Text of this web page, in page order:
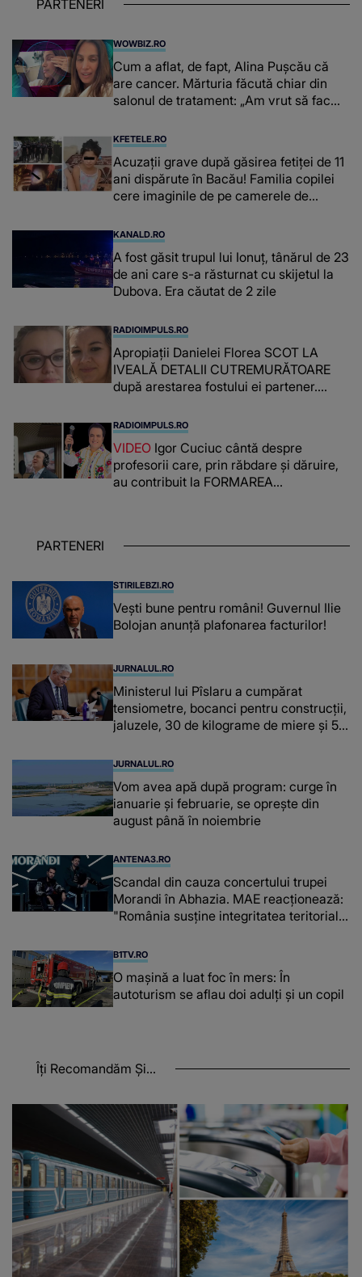
PARTENERI
WOWBIZ.RO
Cum a aflat, de fapt, Alina Pușcău că
are cancer. Mărturia făcută chiar din
salonul de tratament: „Am vrut să fac
înțepe sânul”
KFETELE.RO
Acuzații grave după găsirea fetiței de 11
ani dispărute în Bacău! Familia copilei
cere imaginile de pe camerele de
mea...”
KANALD.RO
A fost găsit trupul lui Ionuț, tânărul de 23
de ani care s-a răsturnat cu skijetul la
Dubova. Era căutat de 2 zile
RADIOIMPULS.RO
Apropiații Danielei Florea SCOT LA
IVEALĂ DETALII CUTREMURĂTOARE
după arestarea fostului ei partener.
românca ucisă în Italia și ascunsă în
lada unui pat: " Îmi pare rău că nu am
reușit să fac mai mult pentru ea și..."
RADIOIMPULS.RO
VIDEO Igor Cuciuc cântă despre
profesorii care, prin răbdare și dăruire,
au contribuit la FORMAREA
chiar și după trecerea anilor: "De
PARTENERI
STIRILEBZI.RO
Vești bune pentru români! Guvernul Ilie
Bolojan anunță plafonarea facturilor!
JURNALUL.RO
Ministerul lui Pîslaru a cumpărat
tensiometre, bocanci pentru construcții,
jaluzele, 30 de kilograme de miere și 50
JURNALUL.RO
Vom avea apă după program: curge în
ianuarie și februarie, se oprește din
august până în noiembrie
ANTENA3.RO
Scandal din cauza concertului trupei
Morandi în Abhazia. MAE reacționează:
"România susține integritatea teritorială
B1TV.RO
O maşină a luat foc în mers: În
autoturism se aflau doi adulți și un copil
Îți Recomandăm Și...